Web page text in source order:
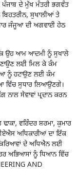
ਪੰਜਾਬ ਦੇ ਮੁੱਖ ਮੰਤਰੀ ਭਗਵੰਤ
ਸੁਖਾਲੀਆਂ ਤੇ
ਜੰਜੂਆ ਦੀ ਅਗਵਾਈ ਹੇਠ
ਉਹ ਆਮ ਆਦਮੀ ਨੂੰ ਸੁਖਾਲੇ
ਲਈ ਮਿਲ ਕੇ ਕੰਮ
ਨੂੰ ਹਟਾਉਣ ਲਈ ਕੰਮ
ਵਿੱਚ ਸੁਧਾਰ ਲਿਆਉਣਗੇ।
ਸੇਵਾਵਾਂ ਪ੍ਰਦਾਨ ਕਰਨ
ਵਰਿੰਦਰ ਸ਼ਰਮਾ, ਕੁਮਾਰ
ਅਧਿਕਾਰੀਆਂ ਦਾ ਇੱਕ
ਦੇ ਅਧਿਐਨ ਲਈ
ਅਭਿਆਸਾਂ ਨੂੰ ਧਿਆਨ ਵਿੱਚ
AND